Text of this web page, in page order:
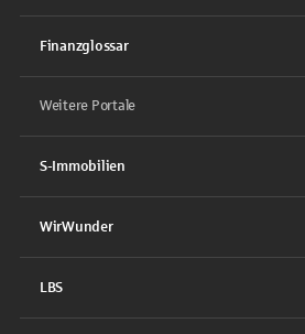
Finanzglossar
Weitere Portale
S-Immobilien
WirWunder
LBS